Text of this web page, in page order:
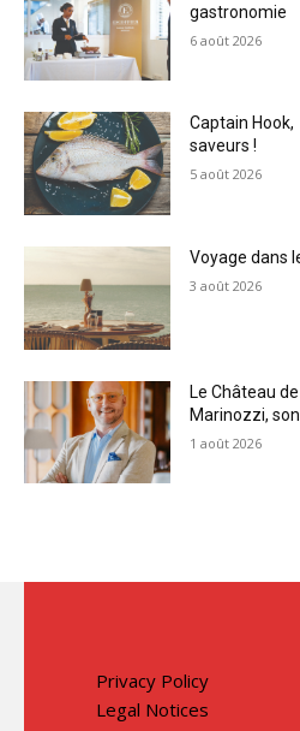
gastronomie
6 août 2026
Captain
saveurs !
5 août 2026
Voyage dans
3 août 2026
Le Château
Marinozzi,
1 août 2026
Privacy Policy
Legal Notices